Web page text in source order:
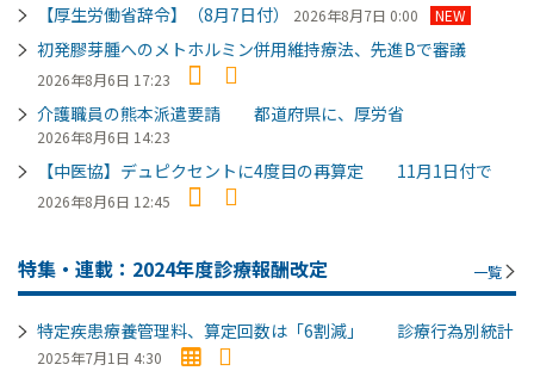
【厚生労働省辞令】（8月7日付） 2026年8月7日 0:00 NEW
初発膠芽腫へのメトホルミン併用維持療法、先進Bで審議
2026年8月6日 17:23
介護職員の熊本派遣要請 都道府県に、厚労省
2026年8月6日 14:23
【中医協】デュピクセントに4度目の再算定 11月1日付で
2026年8月6日 12:45
特集・連載：2024年度診療報酬改定 一覧
特定疾患療養管理料、算定回数は「6割減」 診療行為別統計
2025年7月1日 4:30